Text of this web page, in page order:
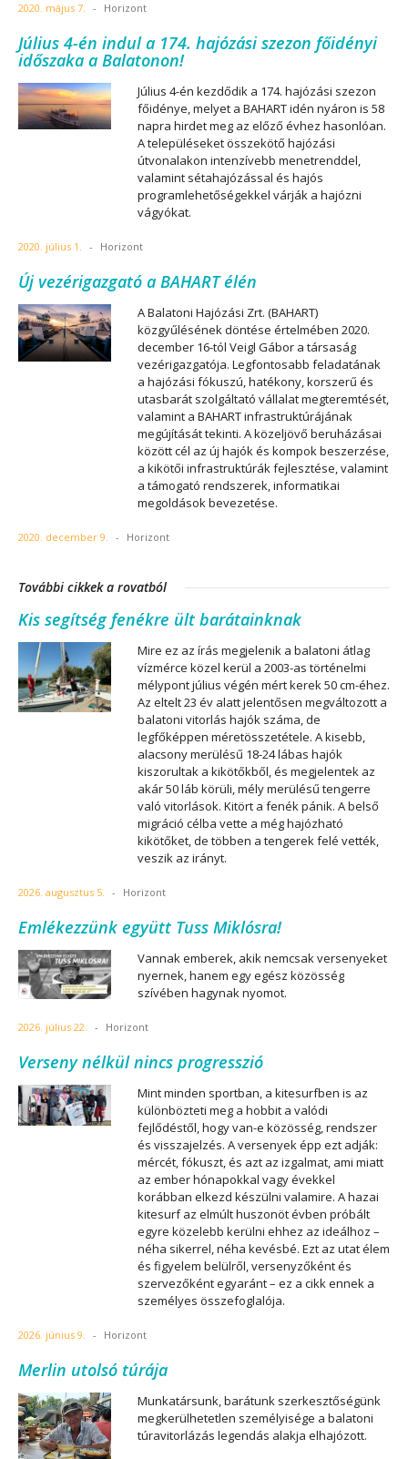
2020. május 7. - Horizont
Július 4-én indul a 174. hajózási szezon főidényi
időszaka a Balatonon!
Július 4-én kezdődik a 174. hajózási szezon
főidénye, melyet a BAHART idén nyáron is 58
napra hirdet meg az előző évhez hasonlóan.
A településeket összekötő hajózási
útvonalakon intenzívebb menetrenddel,
valamint sétahajózással és hajós
programlehetőségekkel várják a hajózni
vágyókat.
2020. július 1. - Horizont
Új vezérigazgató a BAHART élén
A Balatoni Hajózási Zrt. (BAHART)
közgyűlésének döntése értelmében 2020.
december 16-tól Veigl Gábor a társaság
vezérigazgatója. Legfontosabb feladatának
a hajózási fókuszú, hatékony, korszerű és
utasbarát szolgáltató vállalat megteremtését,
valamint a BAHART infrastruktúrájának
megújítását tekinti. A közeljövő beruházásai
között cél az új hajók és kompok beszerzése,
a kikötői infrastruktúrák fejlesztése, valamint
a támogató rendszerek, informatikai
megoldások bevezetése.
2020. december 9. - Horizont
További cikkek a rovatból
Kis segítség fenékre ült barátainknak
Mire ez az írás megjelenik a balatoni átlag
vízmérce közel kerül a 2003-as történelmi
mélypont július végén mért kerek 50 cm-éhez.
Az eltelt 23 év alatt jelentősen megváltozott a
balatoni vitorlás hajók száma, de
legfőképpen méretösszetétele. A kisebb,
alacsony merülésű 18-24 lábas hajók
kiszorultak a kikötőkből, és megjelentek az
akár 50 láb körüli, mély merülésű tengerre
való vitorlások. Kitört a fenék pánik. A belső
migráció célba vette a még hajózható
kikötőket, de többen a tengerek felé vették,
veszik az irányt.
2026. augusztus 5. - Horizont
Emlékezzünk együtt Tuss Miklósra!
Vannak emberek, akik nemcsak versenyeket
nyernek, hanem egy egész közösség
szívében hagynak nyomot.
2026. július 22. - Horizont
Verseny nélkül nincs progresszió
Mint minden sportban, a kitesurfben is az
különbözteti meg a hobbit a valódi
fejlődéstől, hogy van-e közösség, rendszer
és visszajelzés. A versenyek épp ezt adják:
mércét, fókuszt, és azt az izgalmat, ami miatt
az ember hónapokkal vagy évekkel
korábban elkezd készülni valamire. A hazai
kitesurf az elmúlt huszonöt évben próbált
egyre közelebb kerülni ehhez az ideálhoz –
néha sikerrel, néha kevésbé. Ezt az utat élem
és figyelem belülről, versenyzőként és
szervezőként egyaránt – ez a cikk ennek a
személyes összefoglalója.
2026. június 9. - Horizont
Merlin utolsó túrája
Munkatársunk, barátunk szerkesztőségünk
megkerülhetetlen személyisége a balatoni
túravitorlázás legendás alakja elhajózott.